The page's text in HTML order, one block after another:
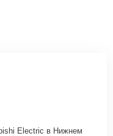
Electric в Нижнем